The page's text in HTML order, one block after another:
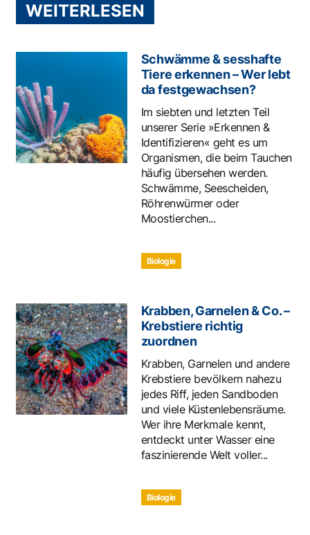
WEITERLESEN
Schwämme & sesshafte
Tiere erkennen – Wer lebt
da festgewachsen?
Im siebten und letzten Teil
unserer Serie »Erkennen &
Identifizieren« geht es um
Organismen, die beim Tauchen
häufig übersehen werden.
Schwämme, Seescheiden,
Röhrenwürmer oder
Moostierchen...
Biologie
Krabben, Garnelen & Co. –
Krebstiere richtig
zuordnen
Krabben, Garnelen und andere
Krebstiere bevölkern nahezu
jedes Riff, jeden Sandboden
und viele Küstenlebensräume.
Wer ihre Merkmale kennt,
entdeckt unter Wasser eine
faszinierende Welt voller...
Biologie